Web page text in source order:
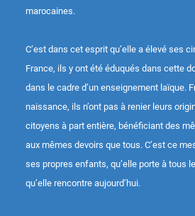
marocaines.
C’est dans cet esprit qu’elle a élevé ses
France, ils y ont été éduqués dans cette
dans le cadre d’un enseignement laïque.
naissance, ils n’ont pas à renier leurs
citoyens à part entière, bénéficiant des
aux mêmes devoirs que tous. C’est ce
ses propres enfants, qu’elle porte à tous
qu’elle rencontre aujourd’hui.